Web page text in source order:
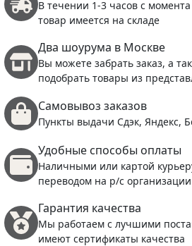
В течении 1-3 часов с
товар имеется на складе
Два шоурума в Москве
Вы можете забрать заказ, а
подобрать товары из
Самовывоз заказов
Пункты выдачи Сдэк, Яндекс,
Удобные способы оплаты
Наличными или картой
переводом на р/с организации
Гарантия качества
Мы работаем с лучшими
имеют сертификаты качества